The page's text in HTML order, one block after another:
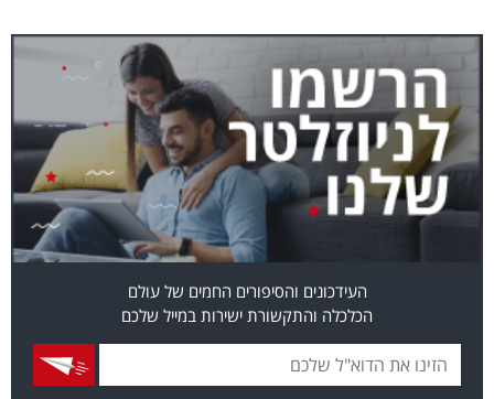
העידכונים והסיפורים החמים של עולם
הכלכלה והתקשורת ישירות במייל שלכם